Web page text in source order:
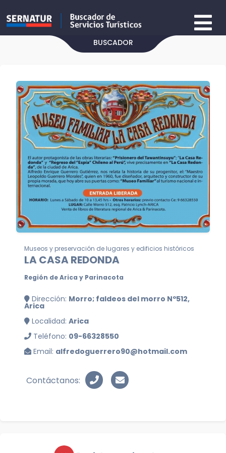
BUSCADOR
Museos y preservación de lugares y edificios históricos
LA CASA REDONDA
Región de Arica y Parinacota
Dirección: Morro; faldeos del morro Nº512,
Arica
Localidad: Arica
Teléfono: 09-66328550
Email: alfredoguerrero90@hotmail.com
Contáctanos: